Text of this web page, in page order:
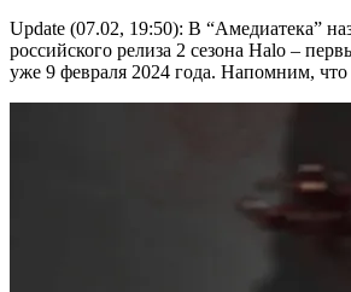
Update (07.02, 19:50): В “Амедиатека”
российского релиза 2 сезона Halo –
уже 9 февраля 2024 года. Напомним,